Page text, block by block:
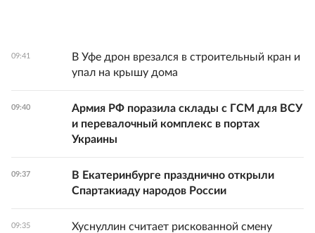
09:41
В Уфе дрон врезался в строительный кран и
упал на крышу дома
09:40
Армия РФ поразила склады с ГСМ для ВСУ
и перевалочный комплекс в портах
Украины
09:37
В Екатеринбурге празднично открыли
Спартакиаду народов России
09:35
Хуснуллин считает рискованной смену